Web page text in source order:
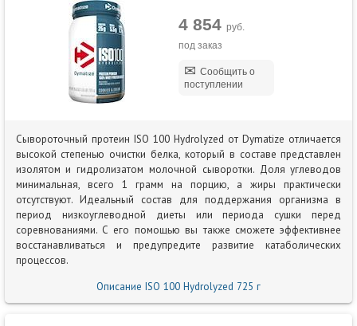
4 854 руб.
под заказ
Сообщить о
поступлении
Сывороточный протеин ISO 100 Hydrolyzed от Dymatize отличается
высокой степенью очистки белка, который в составе представлен
изолятом и гидролизатом молочной сыворотки. Доля углеводов
минимальная, всего 1 грамм на порцию, а жиры практически
отсутствуют. Идеальный состав для поддержания организма в
период низкоуглеводной диеты или периода сушки перед
соревнованиями. С его помощью вы также сможете эффективнее
восстанавливаться и предупредите развитие катаболических
процессов.
Описание ISO 100 Hydrolyzed 725 г